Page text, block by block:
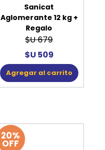
Sanicat
Aglomerante 12 kg +
Regalo
$U 679
$U 509
Agregar al carrito
20%
OFF